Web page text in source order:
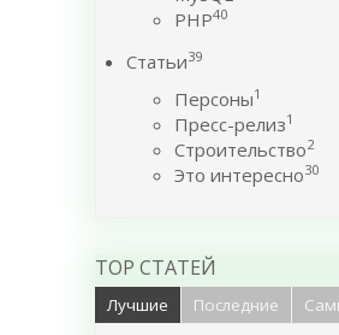
PHP40
Статьи39
Персоны1
Пресс-релиз1
Строительство2
Это интересно30
TOP СТАТЕЙ
Лучшие Последние